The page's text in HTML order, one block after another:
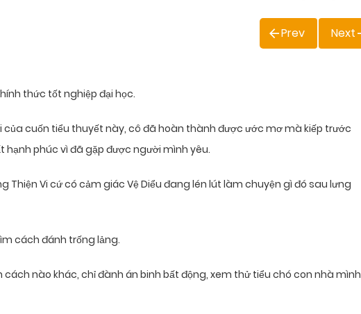
Prev Next
thức tốt nghiệp đại học.
của cuốn tiểu thuyết này, cô đã hoàn thành được ước mơ mà kiếp trước
hạnh phúc vì đã gặp được người mình yêu.
Thiện Vi cứ có cảm giác Vệ Diểu đang lén lút làm chuyện gì đó sau lưng
cách đánh trống lảng.
cách nào khác, chỉ đành án binh bất động, xem thử tiểu chó con nhà mình